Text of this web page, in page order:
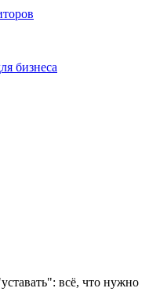
бизнеса
всё, что нужно